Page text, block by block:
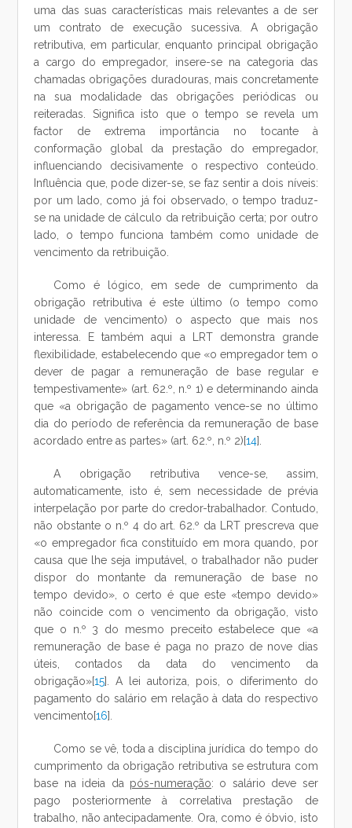
uma das suas características mais relevantes a de ser
um contrato de execução sucessiva. A obrigação
retributiva, em particular, enquanto principal obrigação
a cargo do empregador, insere-se na categoria das
chamadas obrigações duradouras, mais concretamente
na sua modalidade das obrigações periódicas ou
reiteradas. Significa isto que o tempo se revela um
factor de extrema importância no tocante à
conformação global da prestação do empregador,
influenciando decisivamente o respectivo conteúdo.
Influência que, pode dizer-se, se faz sentir a dois níveis:
por um lado, como já foi observado, o tempo traduz-
se na unidade de cálculo da retribuição certa; por outro
lado, o tempo funciona também como unidade de
vencimento da retribuição.
Como é lógico, em sede de cumprimento da
obrigação retributiva é este último (o tempo como
unidade de vencimento) o aspecto que mais nos
interessa. E também aqui a LRT demonstra grande
flexibilidade, estabelecendo que «o empregador tem o
dever de pagar a remuneração de base regular e
tempestivamente» (art. 62.º, n.º 1) e determinando ainda
que «a obrigação de pagamento vence-se no último
dia do período de referência da remuneração de base
acordado entre as partes» (art. 62.º, n.º 2)[14].
A obrigação retributiva vence-se, assim,
automaticamente, isto é, sem necessidade de prévia
interpelação por parte do credor-trabalhador. Contudo,
não obstante o n.º 4 do art. 62.º da LRT prescreva que
«o empregador fica constituído em mora quando, por
causa que lhe seja imputável, o trabalhador não puder
dispor do montante da remuneração de base no
tempo devido», o certo é que este «tempo devido»
não coincide com o vencimento da obrigação, visto
que o n.º 3 do mesmo preceito estabelece que «a
remuneração de base é paga no prazo de nove dias
úteis, contados da data do vencimento da
obrigação»[15]. A lei autoriza, pois, o diferimento do
pagamento do salário em relação à data do respectivo
vencimento[16].
Como se vê, toda a disciplina jurídica do tempo do
cumprimento da obrigação retributiva se estrutura com
base na ideia da pós-numeração: o salário deve ser
pago posteriormente à correlativa prestação de
trabalho, não antecipadamente. Ora, como é óbvio, isto